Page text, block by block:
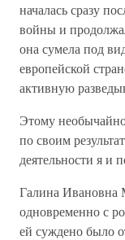
началась сразу
войны и
она сумела под
европейской
активную
Этому
по своим
деятельности я и
Галина Ивановна
одновременно с
ей суждено было